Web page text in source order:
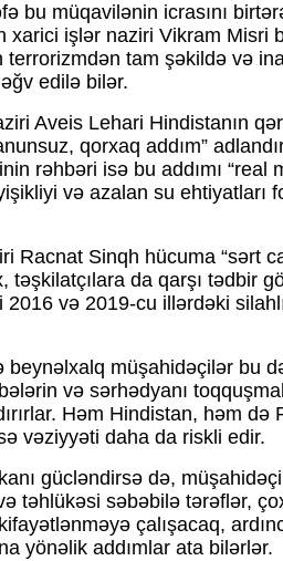
bu müqavilənin icrasını
xarici işlər naziri Vikram Misri
terrorizmdən tam şəkildə və
edilə bilər.
Aveis Lehari Hindistanın
qorxaq addım”
rəhbəri isə bu addımı “real
və azalan su ehtiyatları
Racnat Sinqh hücuma “sərt
təşkilatçılara da qarşı tədbir
və 2019-cu illərdəki
beynəlxalq müşahidəçilər bu
və sərhədyanı
Həm Hindistan, həm də
vəziyyəti daha da riskli edir.
gücləndirsə də,
təhlükəsi səbəbilə tərəflər,
çalışacaq,
yönəlik addımlar ata bilərlər.